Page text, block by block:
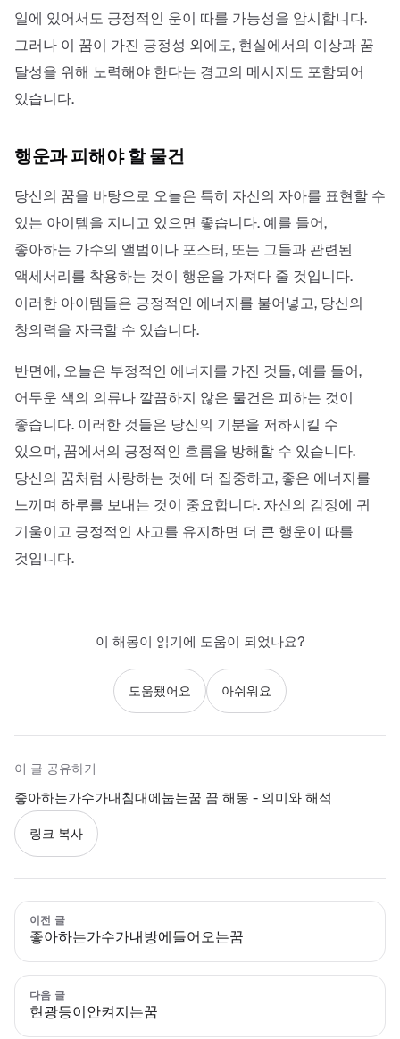
일에 있어서도 긍정적인 운이 따를 가능성을 암시합니다.
그러나 이 꿈이 가진 긍정성 외에도, 현실에서의 이상과 꿈
달성을 위해 노력해야 한다는 경고의 메시지도 포함되어
있습니다.
행운과 피해야 할 물건
당신의 꿈을 바탕으로 오늘은 특히 자신의 자아를 표현할 수
있는 아이템을 지니고 있으면 좋습니다. 예를 들어,
좋아하는 가수의 앨범이나 포스터, 또는 그들과 관련된
액세서리를 착용하는 것이 행운을 가져다 줄 것입니다.
이러한 아이템들은 긍정적인 에너지를 불어넣고, 당신의
창의력을 자극할 수 있습니다.
반면에, 오늘은 부정적인 에너지를 가진 것들, 예를 들어,
어두운 색의 의류나 깔끔하지 않은 물건은 피하는 것이
좋습니다. 이러한 것들은 당신의 기분을 저하시킬 수
있으며, 꿈에서의 긍정적인 흐름을 방해할 수 있습니다.
당신의 꿈처럼 사랑하는 것에 더 집중하고, 좋은 에너지를
느끼며 하루를 보내는 것이 중요합니다. 자신의 감정에 귀
기울이고 긍정적인 사고를 유지하면 더 큰 행운이 따를
것입니다.
이 해몽이 읽기에 도움이 되었나요?
도움됐어요 아쉬워요
이 글 공유하기
좋아하는가수가내침대에눕는꿈 꿈 해몽 - 의미와 해석
링크 복사
이전 글
좋아하는가수가내방에들어오는꿈
다음 글
현광등이안켜지는꿈